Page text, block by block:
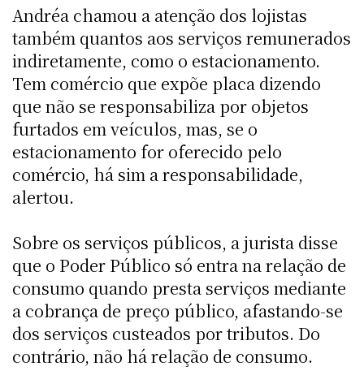
Andréa chamou a atenção dos lojistas
também quantos aos serviços remunerados
indiretamente, como o estacionamento.
Tem comércio que expõe placa dizendo
que não se responsabiliza por objetos
furtados em veículos, mas, se o
estacionamento for oferecido pelo
comércio, há sim a responsabilidade,
alertou.
Sobre os serviços públicos, a jurista disse
que o Poder Público só entra na relação de
consumo quando presta serviços mediante
a cobrança de preço público, afastando-se
dos serviços custeados por tributos. Do
contrário, não há relação de consumo.